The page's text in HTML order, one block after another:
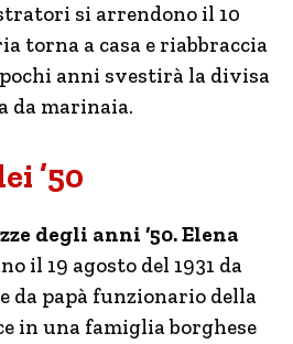
si arrendono il 10
torna a casa e riabbraccia
anni svestirà la divisa
da marinaia.
’50
degli anni ‘50. Elena
il 19 agosto del 1931 da
da papà funzionario della
in una famiglia borghese